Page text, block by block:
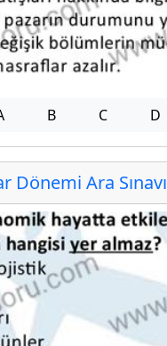
B C D
Dönemi Ara Sınavı